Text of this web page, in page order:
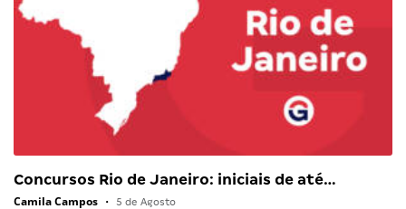
Concursos Rio de Janeiro: iniciais de até…
Camila Campos • 5 de Agosto